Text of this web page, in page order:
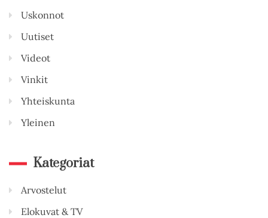
Uskonnot
Uutiset
Videot
Vinkit
Yhteiskunta
Yleinen
Kategoriat
Arvostelut
Elokuvat & TV